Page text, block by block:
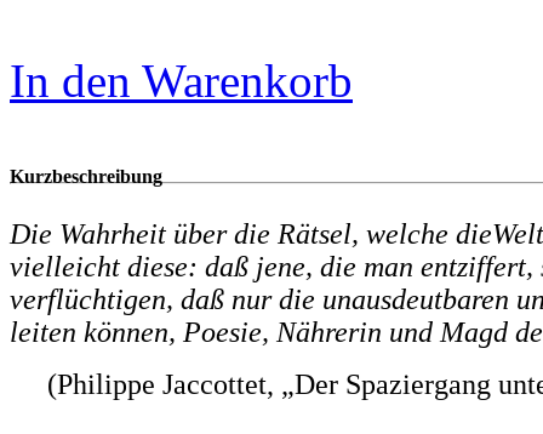
In den Warenkorb
Kurzbeschreibung
Die Wahrheit über die Rätsel, welche
vielleicht diese: daß jene, die man entziffert,
verflüchtigen, daß nur die unausdeutbaren
leiten können, Poesie, Nährerin und Magd
(Philippe Jaccottet, „Der Spaziergang